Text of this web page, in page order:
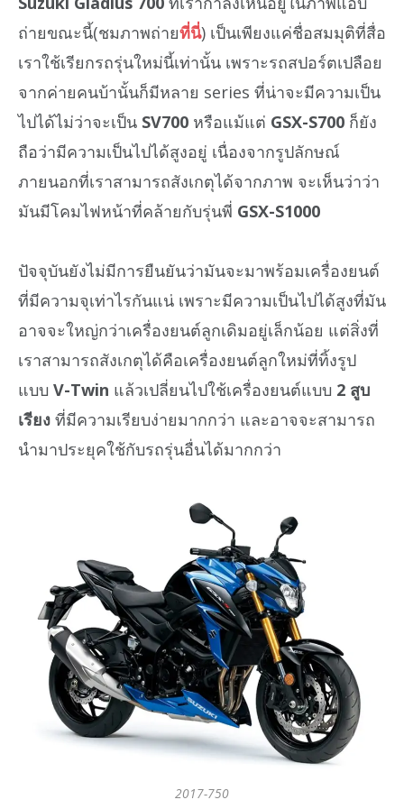
ถ่ายขณะนี้(ชมภาพถ่ายที่นี่) เป็นเพียงแค่ชื่อสมมุติที่สื่อ
เราใช้เรียกรถรุ่นใหม่นี้เท่านั้น เพราะรถสปอร์ตเปลือย
จากค่ายคนบ้านั้นก็มีหลาย series ที่น่าจะมีความเป็น
ไปได้ไม่ว่าจะเป็น SV700 หรือแม้แต่ GSX-S700 ก็ยัง
ถือว่ามีความเป็นไปได้สูงอยู่ เนื่องจากรูปลักษณ์
ภายนอกที่เราสามารถสังเกตุได้จากภาพ จะเห็นว่าว่า
มันมีโคมไฟหน้าที่คล้ายกับรุ่นพี่ GSX-S1000
ปัจจุบันยังไม่มีการยืนยันว่ามันจะมาพร้อมเครื่องยนต์
ที่มีความจุเท่าไรกันแน่ เพราะมีความเป็นไปได้สูงที่มัน
อาจจะใหญ่กว่าเครื่องยนต์ลูกเดิมอยู่เล็กน้อย แต่สิ่งที่
เราสามารถสังเกตุได้คือเครื่องยนต์ลูกใหม่ที่ทิ้งรูป
แบบ V-Twin แล้วเปลี่ยนไปใช้เครื่องยนต์แบบ 2 สูบ
เรียง ที่มีความเรียบง่ายมากกว่า และอาจจะสามารถ
นำมาประยุคใช้กับรถรุ่นอื่นได้มากกว่า
2017-750